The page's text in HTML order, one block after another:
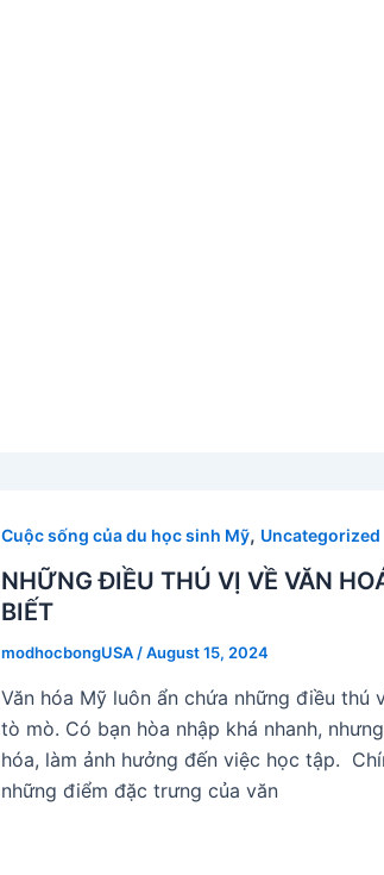
Cuộc sống của du học sinh Mỹ, Uncategorized
NHỮNG ĐIỀU THÚ VỊ VỀ VĂN
BIẾT
modhocbongUSA /August 15, 2024
Văn hóa Mỹ luôn ẩn chứa những điều thú
tò mò. Có bạn hòa nhập khá nhanh,
hóa, làm ảnh hưởng đến việc học tập.
những điểm đặc trưng của văn